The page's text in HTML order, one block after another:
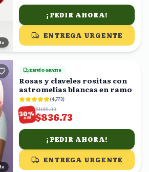
¡PEDIR AHORA!
ENTREGA URGENTE
ENVÍO GRATIS
Rosas y claveles rositas con
astromelias blancas en ramo
(4,773)
30%
OFF
$1195.33
$836.73
¡PEDIR AHORA!
ENTREGA URGENTE